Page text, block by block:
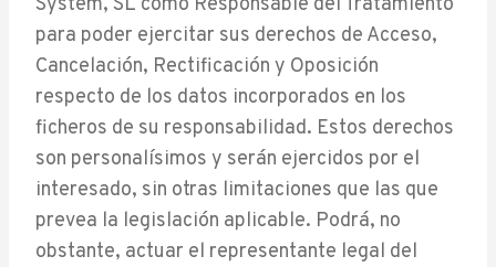
para poder ejercitar sus derechos de Acceso,
Cancelación, Rectificación y Oposición
respecto de los datos incorporados en los
ficheros de su responsabilidad. Estos derechos
son personalísimos y serán ejercidos por el
interesado, sin otras limitaciones que las que
prevea la legislación aplicable. Podrá, no
obstante, actuar el representante legal del